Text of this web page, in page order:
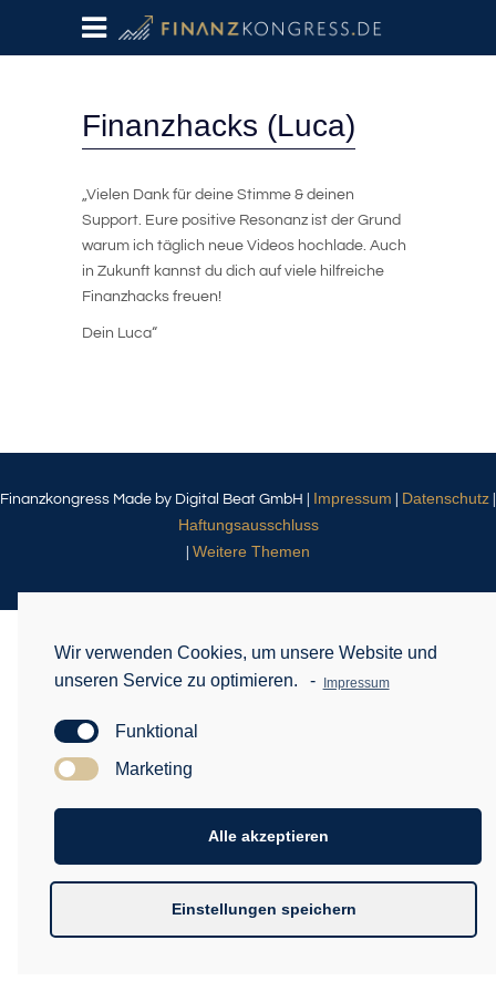
Finanzhacks (Luca)
„Vielen Dank für deine Stimme & deinen
Support. Eure positive Resonanz ist der Grund
warum ich täglich neue Videos hochlade. Auch
in Zukunft kannst du dich auf viele hilfreiche
Finanzhacks freuen!
Dein Luca“
Finanzkongress Made by Digital Beat GmbH | Impressum Datenschutz
Haftungsausschluss
Weitere Themen
Wir verwenden Cookies, um unsere Website und
unseren Service zu optimieren.
- Impressum
Funktional
Marketing
Alle akzeptieren
Einstellungen speichern